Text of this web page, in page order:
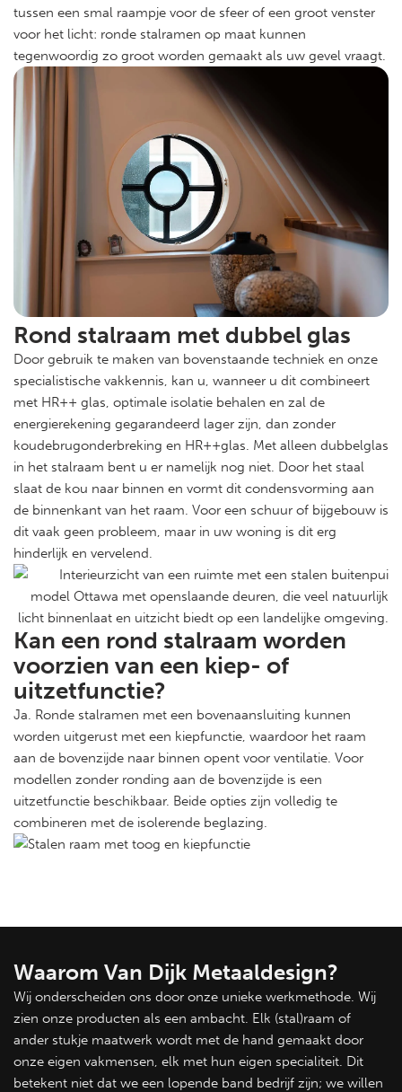
tussen een smal raampje voor de sfeer of een groot venster
voor het licht: ronde stalramen op maat kunnen
tegenwoordig zo groot worden gemaakt als uw gevel vraagt.
Rond stalraam met dubbel glas
Door gebruik te maken van bovenstaande techniek en onze
specialistische vakkennis, kan u, wanneer u dit combineert
met HR++ glas, optimale isolatie behalen en zal de
energierekening gegarandeerd lager zijn, dan zonder
koudebrugonderbreking en HR++glas. Met alleen dubbelglas
in het stalraam bent u er namelijk nog niet. Door het staal
slaat de kou naar binnen en vormt dit condensvorming aan
de binnenkant van het raam. Voor een schuur of bijgebouw is
dit vaak geen probleem, maar in uw woning is dit erg
hinderlijk en vervelend.
Kan een rond stalraam worden
voorzien van een kiep- of
uitzetfunctie?
Ja. Ronde stalramen met een bovenaansluiting kunnen
worden uitgerust met een kiepfunctie, waardoor het raam
aan de bovenzijde naar binnen opent voor ventilatie. Voor
modellen zonder ronding aan de bovenzijde is een
uitzetfunctie beschikbaar. Beide opties zijn volledig te
combineren met de isolerende beglazing.
Waarom Van Dijk Metaaldesign?
Wij onderscheiden ons door onze unieke werkmethode. Wij
zien onze producten als een ambacht. Elk (stal)raam of
ander stukje maatwerk wordt met de hand gemaakt door
onze eigen vakmensen, elk met hun eigen specialiteit. Dit
betekent niet dat we een lopende band bedrijf zijn; we willen